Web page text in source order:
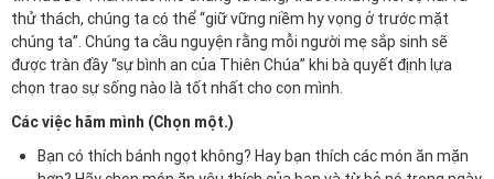
thử thách, chúng ta có thể “giữ vững niềm hy vọng ở trước mặt
chúng ta”. Chúng ta cầu nguyện rằng mỗi người mẹ sắp sinh sẽ
được tràn đầy “sự bình an của Thiên Chúa” khi bà quyết định lựa
chọn trao sự sống nào là tốt nhất cho con mình.
Các việc hãm mình (Chọn một.)
Bạn có thích bánh ngọt không? Hay bạn thích các món ăn mặn